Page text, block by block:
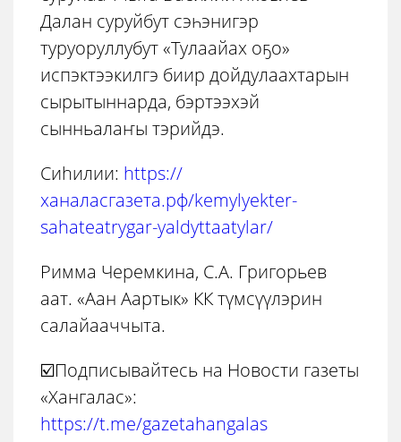
Далан суруйбут сэһэнигэр
туруоруллубут «Тулаайах оҕо»
испэктээкилгэ биир дойдулаахтарын
сырытыннарда, бэртээхэй
сынньалаҥы тэрийдэ.
Сиhилии: https://
ханаласгазета.рф/kemylyekter-
sahateatrygar-yaldyttaatylar/
Римма Черемкина, С.А. Григорьев
аат. «Аан Аартык» КК түмсүүлэрин
салайааччыта.
☑️Подписывайтесь на Новости газеты
«Хангалас»:
https://t.me/gazetahangalas